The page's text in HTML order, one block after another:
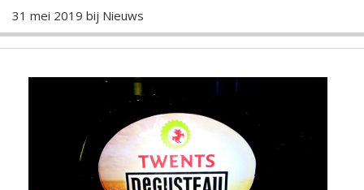
31 mei 2019 bij Nieuws